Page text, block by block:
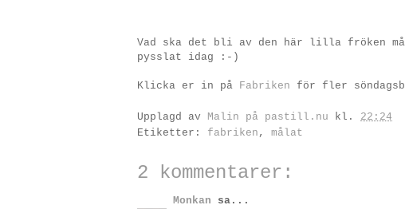
Vad ska det bli av den här lilla fröken
pysslat idag :-)
Klicka er in på Fabriken för fler
Upplagd av Malin på pastill.nu kl. 22:24
Etiketter: fabriken , målat
2 kommentarer:
Monkan sa...